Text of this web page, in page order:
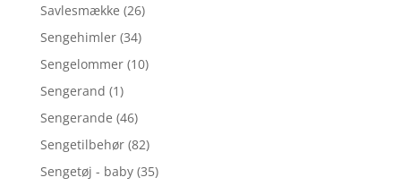
Savlesmække (26)
Sengehimler (34)
Sengelommer (10)
Sengerand (1)
Sengerande (46)
Sengetilbehør (82)
Sengetøj - baby (35)